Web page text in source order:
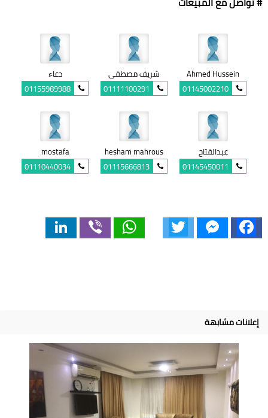
Ahmed Hussein
01145002210
شريف مصطفى
01111100291
دعاء
01155989988
عبدالفتاح
01145450011
hesham mahrous
01115666813
mostafa
01110440034
Facebook
Messenger
WhatsApp
إعلانات مشابهة